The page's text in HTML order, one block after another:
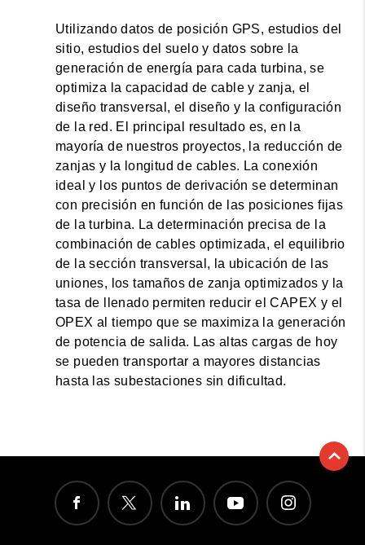
Utilizando datos de posición GPS, estudios del
sitio, estudios del suelo y datos sobre la
generación de energía para cada turbina, se
optimiza la capacidad de cable y zanja, el
diseño transversal, el diseño y la configuración
de la red. El principal resultado es, en la
mayoría de nuestros proyectos, la reducción de
zanjas y la longitud de cables. La conexión
ideal y los puntos de derivación se determinan
con precisión en función de las posiciones fijas
de la turbina. La determinación precisa de la
combinación de cables optimizada, el equilibrio
de la sección transversal, la ubicación de las
uniones, los tamaños de zanja optimizados y la
tasa de llenado permiten reducir el CAPEX y el
OPEX al tiempo que se maximiza la generación
de potencia de salida. Las altas cargas de hoy
se pueden transportar a mayores distancias
hasta las subestaciones sin dificultad.